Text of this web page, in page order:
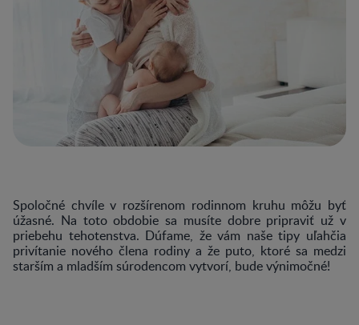
Spoločné chvíle v rozšírenom rodinnom kruhu môžu byť
úžasné. Na toto obdobie sa musíte dobre pripraviť už v
priebehu tehotenstva. Dúfame, že vám naše tipy uľahčia
privítanie nového člena rodiny a že puto, ktoré sa medzi
starším a mladším súrodencom vytvorí, bude výnimočné!